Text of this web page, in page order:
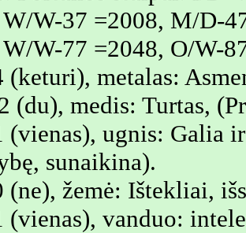
W-37 =2008, M/D-
W-77 =2048, O/W-
(keturi), metalas:
(du), medis: Turtas,
(vienas), ugnis: Galia
sunaikina).
(ne), žemė: Ištekliai,
(vienas), vanduo: